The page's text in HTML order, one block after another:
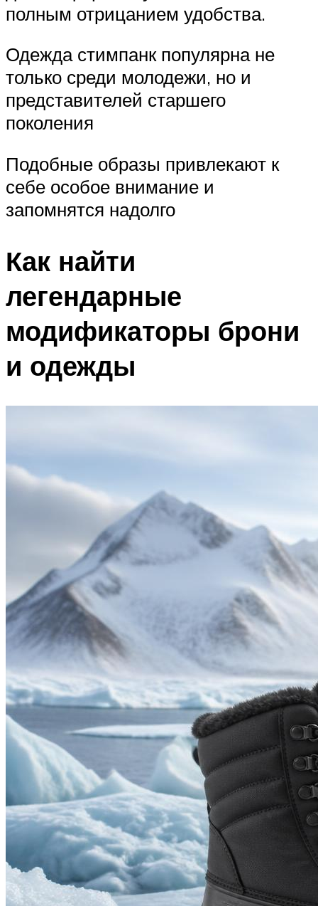
полным отрицанием удобства.
Одежда стимпанк популярна не
только среди молодежи, но и
представителей старшего
поколения
Подобные образы привлекают к
себе особое внимание и
запомнятся надолго
Как найти
легендарные
модификаторы брони
и одежды